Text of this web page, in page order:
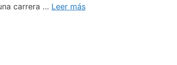
carrera … Leer más